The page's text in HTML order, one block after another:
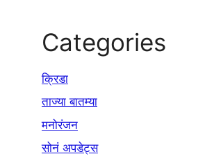
Categories
क्रिडा
ताज्या बातम्या
मनोरंजन
सोनं अपडेट्स